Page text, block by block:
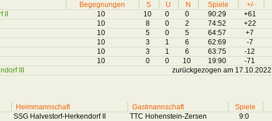
Begegnungen S U N Spiele +/-
10 10 0 0 90:29 +61
10 8 0 2 74:52 +22
10 5 0 5 64:57 +7
10 3 1 6 62:69 -7
10 3 1 6 63:75 -12
10 0 0 10 19:90 -71
III zurückgezogen am 17.10.2022
Heimmannschaft Gastmannschaft
Spiele
SSG Halvestorf-Herkendorf II TTC Hohenstein-Zersen
9:0